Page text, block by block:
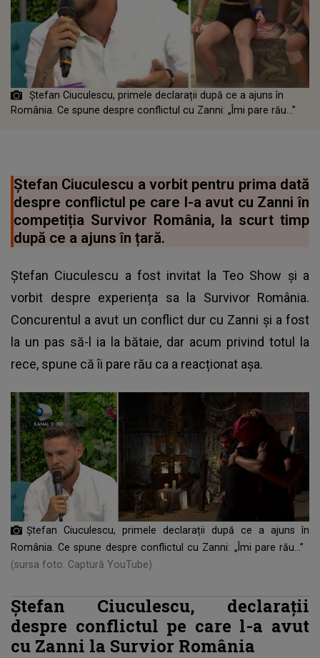
Ștefan Ciuculescu, primele declarații după ce a ajuns în
România. Ce spune despre conflictul cu Zanni: „Îmi pare rău...”
Ștefan Ciuculescu a vorbit pentru prima dată
despre conflictul pe care l-a avut cu Zanni în
competiția Survivor România, la scurt timp
după ce a ajuns în țară.
Ștefan Ciuculescu a fost invitat la Teo Show și a
vorbit despre experiența sa la Survivor România.
Concurentul a avut un conflict dur cu Zanni și a fost
la un pas să-l ia la bătaie, dar acum privind totul la
rece, spune că îi pare rău ca a reacționat așa.
Ștefan Ciuculescu, primele declarații după ce a ajuns în
România. Ce spune despre conflictul cu Zanni: „Îmi pare rău...”
(sursa foto: Captură YouTube)
Ștefan Ciuculescu, declarații
despre conflictul pe care l-a avut
cu Zanni la Survior România